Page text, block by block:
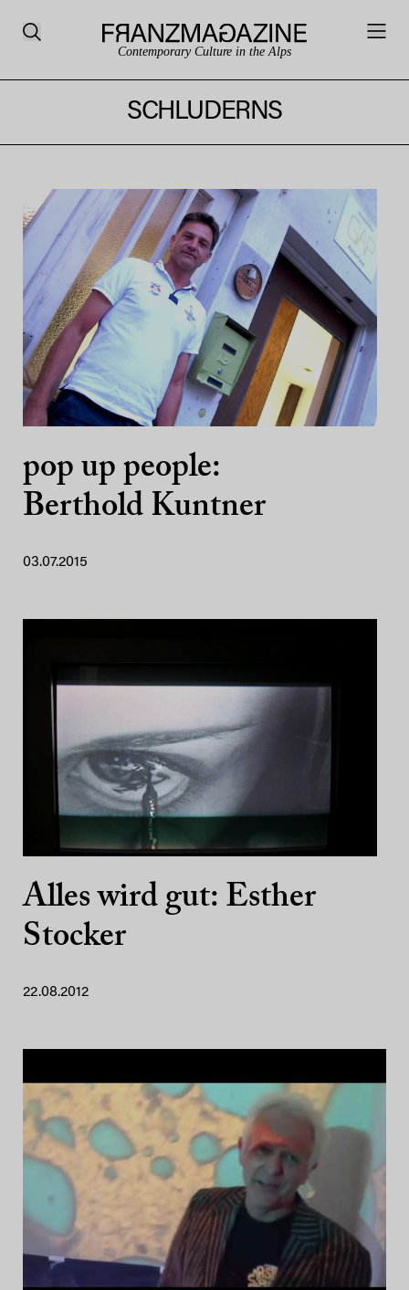
Contemporary Culture in the Alps
SCHLUDERNS
pop up people:
Berthold Kuntner
03.07.2015
Alles wird gut: Esther
Stocker
22.08.2012